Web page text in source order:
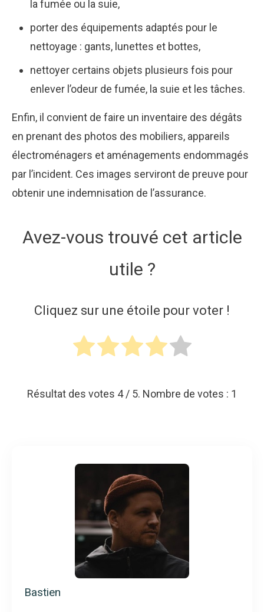
la fumée ou la suie,
porter des équipements adaptés pour le
nettoyage : gants, lunettes et bottes,
nettoyer certains objets plusieurs fois pour
enlever l’odeur de fumée, la suie et les tâches.
Enfin, il convient de faire un inventaire des dégâts
en prenant des photos des mobiliers, appareils
électroménagers et aménagements endommagés
par l’incident. Ces images serviront de preuve pour
obtenir une indemnisation de l’assurance.
Avez-vous trouvé cet article
utile ?
Cliquez sur une étoile pour voter !
Résultat des votes 4/ 5. Nombre de votes : 1
Bastien